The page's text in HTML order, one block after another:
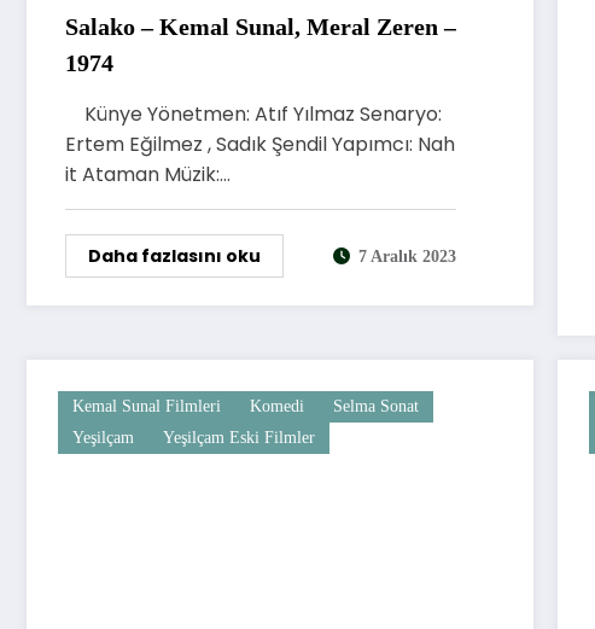
Salako – Kemal Sunal, Meral Zeren –
1974
Künye Yönetmen: Atıf Yılmaz Senaryo:
Ertem Eğilmez , Sadık Şendil Yapımcı: Nah
it Ataman Müzik:…
Daha fazlasını oku 7 Aralık 2023
Kemal Sunal Filmleri Komedi
Selma Sonat
Yeşilçam
Yeşilçam Eski Filmler